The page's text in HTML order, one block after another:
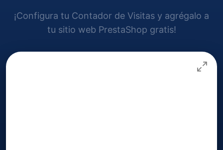
¡Configura tu Contador de Visitas y agrégalo a
tu sitio web PrestaShop gratis!